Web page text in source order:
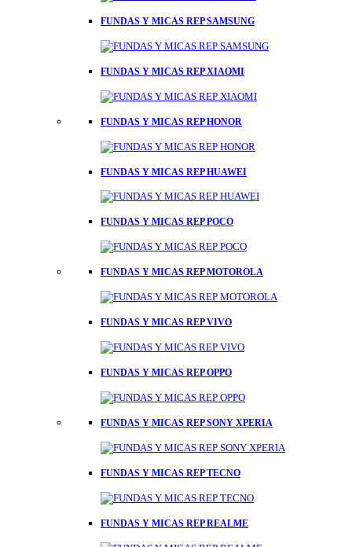
FUNDAS Y MICAS REP SAMSUNG
FUNDAS Y MICAS REP XIAOMI
FUNDAS Y MICAS REP HONOR
FUNDAS Y MICAS REP HUAWEI
FUNDAS Y MICAS REP POCO
FUNDAS Y MICAS REP MOTOROLA
FUNDAS Y MICAS REP VIVO
FUNDAS Y MICAS REP OPPO
FUNDAS Y MICAS REP SONY XPERIA
FUNDAS Y MICAS REP TECNO
FUNDAS Y MICAS REP REALME